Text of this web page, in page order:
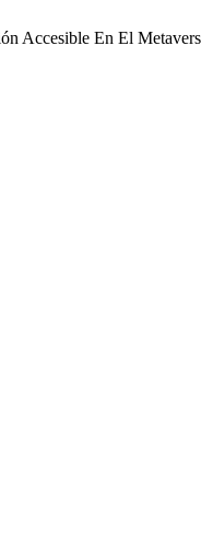
Accesible En El